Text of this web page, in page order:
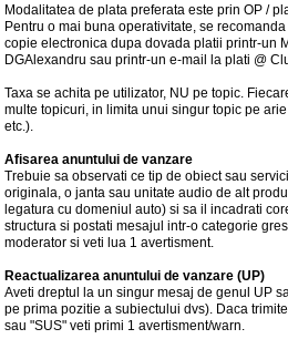
Modalitatea de plata preferata este prin OP /
Pentru o mai buna operativitate, se
copie electronica dupa dovada platii printr-un
DGAlexandru sau printr-un e-mail la plati @
Taxa se achita pe utilizator, NU pe topic.
multe topicuri, in limita unui singur topic pe
etc.).
Afisarea anuntului de vanzare
Trebuie sa observati ce tip de obiect sau
originala, o janta sau unitate audio de alt
legatura cu domeniul auto) si sa il incadrati
structura si postati mesajul intr-o categorie
moderator si veti lua 1 avertisment.
Reactualizarea anuntului de vanzare (UP)
Aveti dreptul la un singur mesaj de genul UP
pe prima pozitie a subiectului dvs). Daca
sau "SUS" veti primi 1 avertisment/warn.